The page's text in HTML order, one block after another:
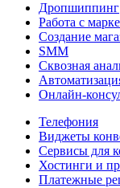
Дропшиппинг
Работа с
Создание
SMM
Сквозная
Онлайн-
Телефония
Виджеты
Сервисы для
Хостинги и
Платежные